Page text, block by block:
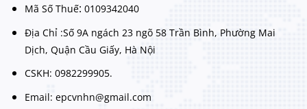
Mã Số Thuế: 0109342040
Địa Chỉ :Số 9A ngách 23 ngõ 58 Trần Bình, Phường Mai
Dịch, Quận Cầu Giấy, Hà Nội
CSKH: 0982299905.
Email: epcvnhn@gmail.com